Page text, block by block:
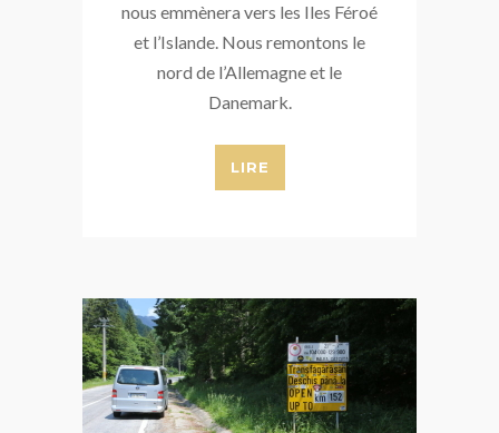
nous emmènera vers les Iles Féroé
et l’Islande. Nous remontons le
nord de l’Allemagne et le
Danemark.
LIRE